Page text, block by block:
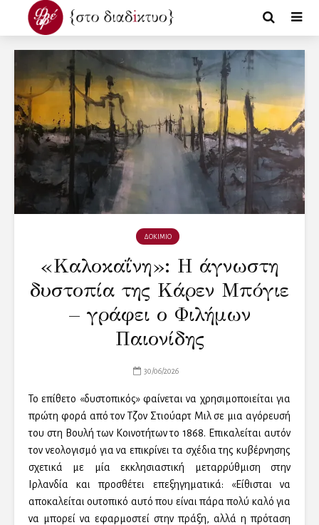
ΔΟΚΙΜΙΟ
«Καλοκαΐνη»: Η άγνωστη
δυστοπία της Κάρεν Μπόγιε
– γράφει ο Φιλήμων
Παιονίδης
30/06/2026
Το επίθετο «δυστοπικός» φαίνεται να χρησιμοποιείται για
πρώτη φορά από τον Τζον Στιούαρτ Μιλ σε μια αγόρευσή
του στη Βουλή των Κοινοτήτων το 1868. Επικαλείται αυτόν
τον νεολογισμό για να επικρίνει τα σχέδια της κυβέρνησης
σχετικά με μία εκκλησιαστική μεταρρύθμιση στην
Ιρλανδία και προσθέτει επεξηγηματικά: «Είθισται να
αποκαλείται ουτοπικό αυτό που είναι πάρα πολύ καλό για
να μπορεί να εφαρμοστεί στην πράξη, αλλά η πρόταση